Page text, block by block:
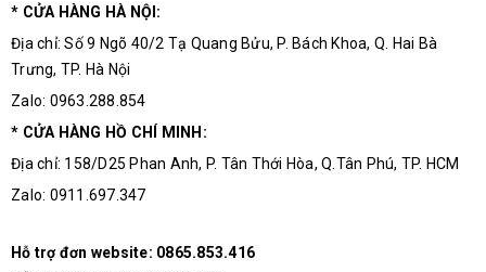
* CỬA HÀNG HÀ NỘI:
Địa chỉ: Số 9 Ngõ 40/2 Tạ Quang Bửu, P. Bách Khoa, Q. Hai Bà
Trưng, TP. Hà Nội
Zalo: 0963.288.854
* CỬA HÀNG HỒ CHÍ MINH:
Địa chỉ: 158/D25 Phan Anh, P. Tân Thới Hòa, Q.Tân Phú, TP. HCM
Zalo: 0911.697.347
Hỗ trợ đơn website: 0865.853.416